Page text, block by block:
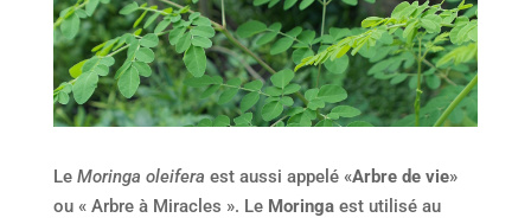
Le Moringa oleifera est aussi appelé «Arbre de vie»
ou « Arbre à Miracles ». Le Moringaest utilisé au